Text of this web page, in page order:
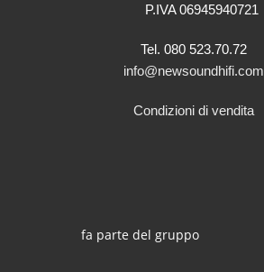
P.IVA 06945940721
Tel. 080 523.70.72
info@newsoundhifi.com
Condizioni di vendita
fa parte del gruppo